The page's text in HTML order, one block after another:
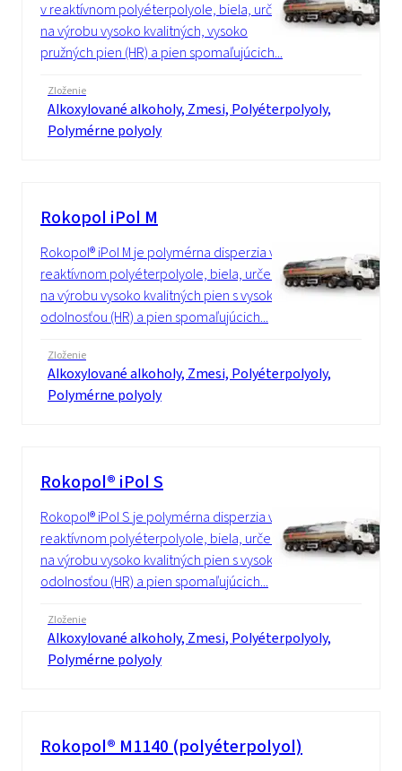
v reaktívnom polyéterpolyole, biela, určená
na výrobu vysoko kvalitných, vysoko
pružných pien (HR) a pien spomaľujúcich...
Zloženie
Alkoxylované alkoholy, Zmesi, Polyéterpolyoly,
Polymérne polyoly
Rokopol iPol M
Rokopol® iPol M je polymérna disperzia v
reaktívnom polyéterpolyole, biela, určená
na výrobu vysoko kvalitných pien s vysokou
odolnosťou (HR) a pien spomaľujúcich...
Zloženie
Alkoxylované alkoholy, Zmesi, Polyéterpolyoly,
Polymérne polyoly
Rokopol® iPol S
Rokopol® iPol S je polymérna disperzia v
reaktívnom polyéterpolyole, biela, určená
na výrobu vysoko kvalitných pien s vysokou
odolnosťou (HR) a pien spomaľujúcich...
Zloženie
Alkoxylované alkoholy, Zmesi, Polyéterpolyoly,
Polymérne polyoly
Rokopol® M1140 (polyéterpolyol)